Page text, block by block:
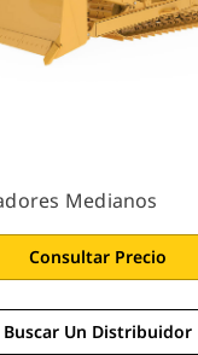
Medianos
Consultar Precio
Buscar Un Distribuidor